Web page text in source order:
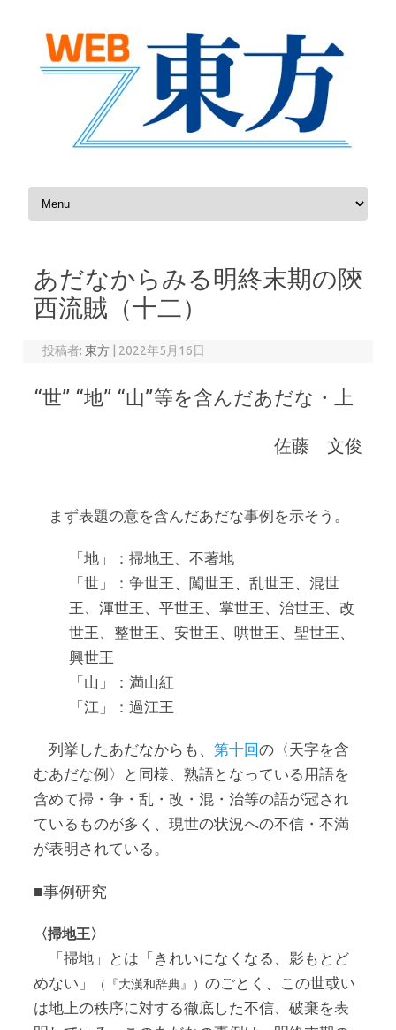
コンテンツへスキップ
あだなからみる明終末期の陝
西流賊（十二）
投稿者:東方 | 2022年5月16日
“世” “地” “山”等を含んだあだな・上
佐藤 文俊
まず表題の意を含んだあだな事例を示そう。
「地」：掃地王、不著地
「世」：争世王、闖世王、乱世王、混世
王、渾世王、平世王、掌世王、治世王、改
世王、整世王、安世王、哄世王、聖世王、
興世王
「山」：満山紅
「江」：過江王
列挙したあだなからも、 第十回の〈天字を含
むあだな例〉と同様、熟語となっている用語を
含めて掃・争・乱・改・混・治等の語が冠され
ているものが多く、現世の状況への不信・不満
が表明されている。
■事例研究
〈掃地王〉
「掃地」とは「きれいになくなる、影もとど
めない」
（『大漢和辞典』） のごとく、この世或い
は地上の秩序に対する徹底した不信、破棄を表